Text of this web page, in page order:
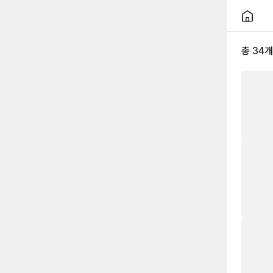
총 34개